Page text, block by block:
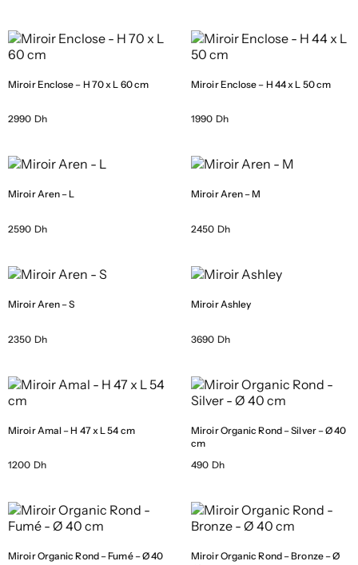
Miroir Enclose – H 70 x L 60 cm
2990 Dh
Miroir Enclose – H 44 x L 50 cm
1990 Dh
Miroir Aren – L
2590 Dh
Miroir Aren – M
2450 Dh
Miroir Aren – S
2350 Dh
Miroir Ashley
3690 Dh
Miroir Amal – H 47 x L 54 cm
1200 Dh
Miroir Organic Rond – Silver – Ø 40
cm
490 Dh
Miroir Organic Rond – Fumé – Ø 40
Miroir Organic Rond – Bronze – Ø